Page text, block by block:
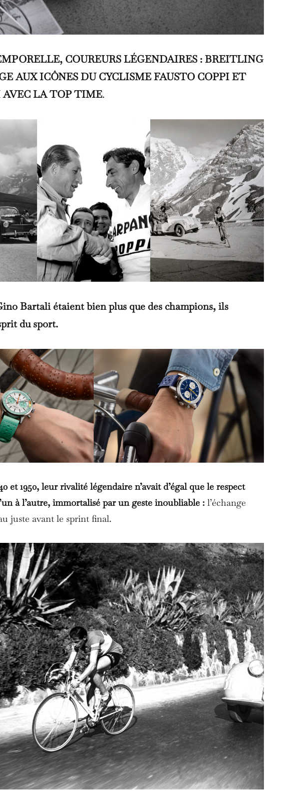
COUREURS LÉGENDAIRES : BREITLING
AUX ICÔNES DU CYCLISME FAUSTO COPPI ET
LA TOP TIME.
Bartali étaient bien plus que des champions, ils
du sport.
et 1950, leur rivalité légendaire n’avait d’égal que le respect
à l’autre, immortalisé par un geste inoubliable : l’échange
juste avant le sprint final.